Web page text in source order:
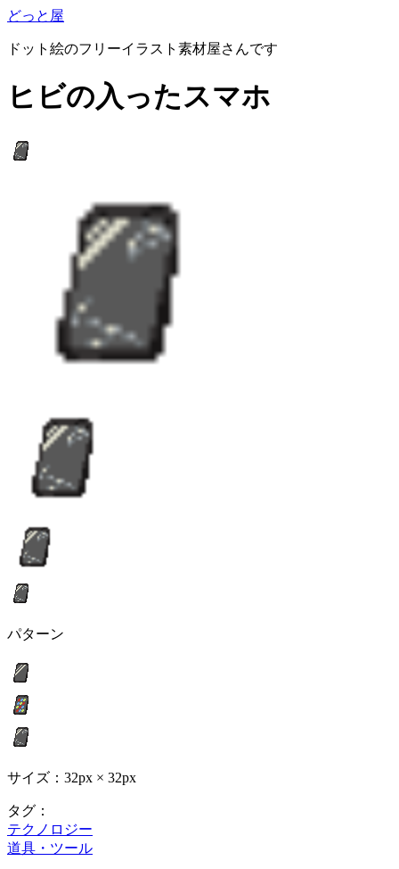
どっと屋
ドット絵のフリーイラスト素材屋さんです
ヒビの入ったスマホ
パターン
サイズ：32px × 32px
タグ：
テクノロジー
道具・ツール